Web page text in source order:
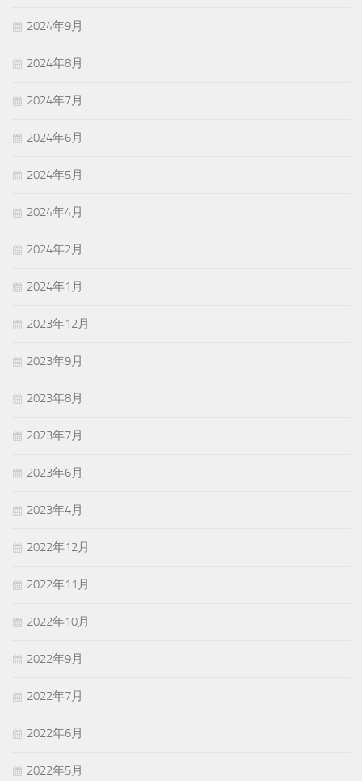
2024年9月
2024年8月
2024年7月
2024年6月
2024年5月
2024年4月
2024年2月
2024年1月
2023年12月
2023年9月
2023年8月
2023年7月
2023年6月
2023年4月
2022年12月
2022年11月
2022年10月
2022年9月
2022年7月
2022年6月
2022年5月